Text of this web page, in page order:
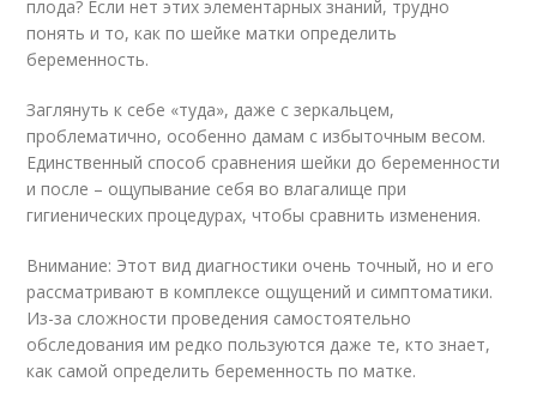
плода? Если нет этих элементарных знаний, трудно
понять и то, как по шейке матки определить
беременность.
Заглянуть к себе «туда», даже с зеркальцем,
проблематично, особенно дамам с избыточным весом.
Единственный способ сравнения шейки до беременности
и после – ощупывание себя во влагалище при
гигиенических процедурах, чтобы сравнить изменения.
Внимание: Этот вид диагностики очень точный, но и его
рассматривают в комплексе ощущений и симптоматики.
Из-за сложности проведения самостоятельно
обследования им редко пользуются даже те, кто знает,
как самой определить беременность по матке.